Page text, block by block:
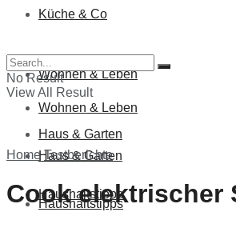
Küche & Co
Wohnen & Leben
Haus & Garten
Haushaltstipps
Küche & Co
Wohnen & Leben
Haus & Garten
Haushaltstipps
No Result
View All Result
Home Testberichte
Cook elektrischer